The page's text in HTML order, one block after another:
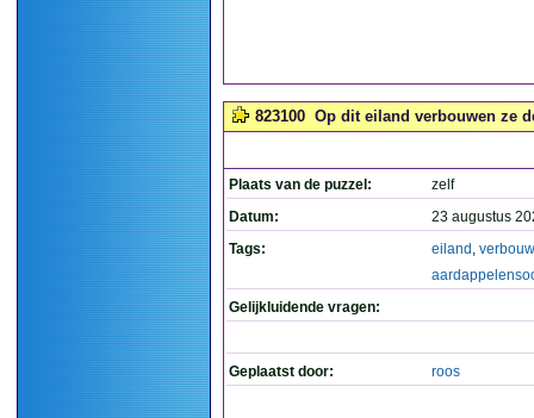
823100 Op dit eiland verbouwen ze
Plaats van de puzzel:
zelf
Datum:
23 augustus
Tags:
eiland ,
Gelijkluidende vragen:
Geplaatst door: roos